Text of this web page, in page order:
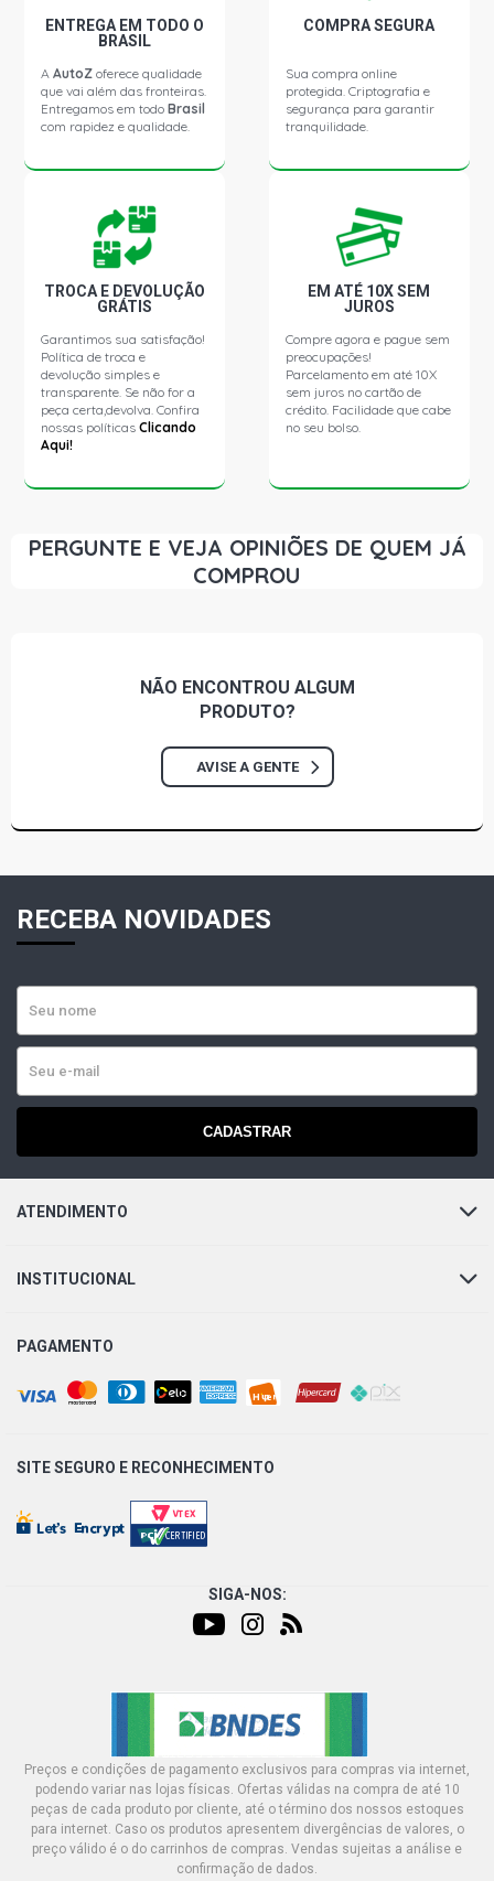
ENTREGA EM TODO O
BRASIL
AAutoZ oferece qualidade
que vai além das fronteiras.
Entregamos em todoBrasil
com rapidez e qualidade.
COMPRA SEGURA
Sua compra online
protegida. Criptografia e
segurança para garantir
tranquilidade.
TROCA E DEVOLUÇÃO
GRÁTIS
Garantimos sua satisfação!
Política de troca e
devolução simples e
transparente. Se não for a
peça certa,devolva. Confira
nossas políticasClicando
Aqui!
EM ATÉ 10X SEM
JUROS
Compre agora e pague sem
preocupações!
Parcelamento em até 10X
sem juros no cartão de
crédito. Facilidade que cabe
no seu bolso.
PERGUNTE E VEJA OPINIÕES DE QUEM JÁ
COMPROU
NÃO ENCONTROU ALGUM
PRODUTO?
AVISE A GENTE
RECEBA NOVIDADES
CADASTRAR
ATENDIMENTO
INSTITUCIONAL
PAGAMENTO
SITE SEGURO E RECONHECIMENTO
SIGA-NOS:
Preços e condições de pagamento exclusivos para compras via internet,
podendo variar nas lojas físicas. Ofertas válidas na compra de até 10
peças de cada produto por cliente, até o término dos nossos estoques
para internet. Caso os produtos apresentem divergências de valores, o
preço válido é o do carrinhos de compras. Vendas sujeitas a análise e
confirmação de dados.